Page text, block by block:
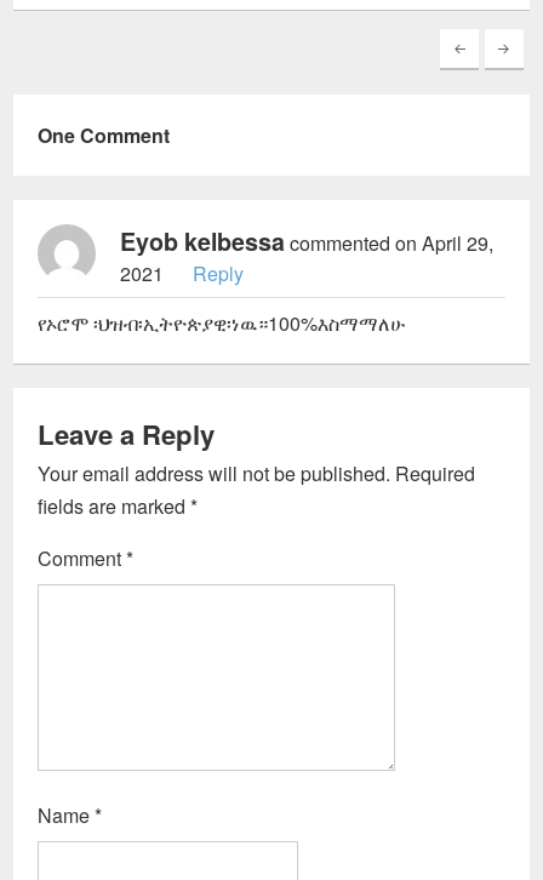
One Comment
Eyob kelbessacommented on April 29,
2021
Reply
የኦሮሞ ፡ህዝብ፡ኢትዮጵያዊ፡ነዉ።100%እስማማለሁ
Leave a Reply
Your email address will not be published. Required
fields are marked*
Comment*
Name*